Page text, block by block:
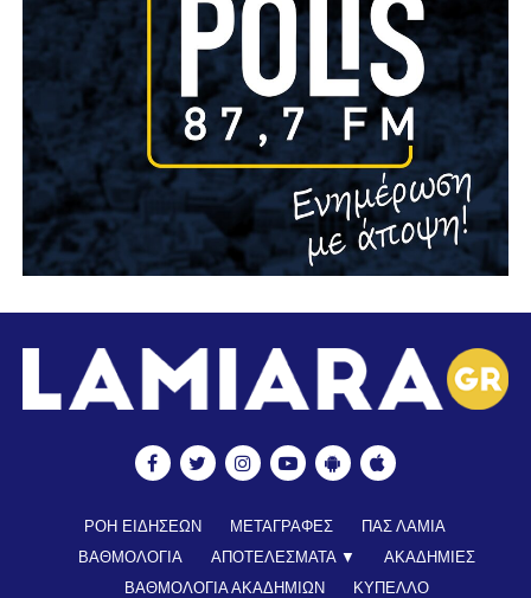
ΡΟΗ ΕΙΔΗΣΕΩΝ ΜΕΤΑΓΡΑΦΕΣ
ΠΑΣ ΛΑΜΙΑ
ΒΑΘΜΟΛΟΓΙΑ
ΑΠΟΤΕΛΕΣΜΑΤΑ ▼
ΑΚΑΔΗΜΙΕΣ
ΒΑΘΜΟΛΟΓΙΑ ΑΚΑΔΗΜΙΩΝ
ΚΥΠΕΛΛΟ